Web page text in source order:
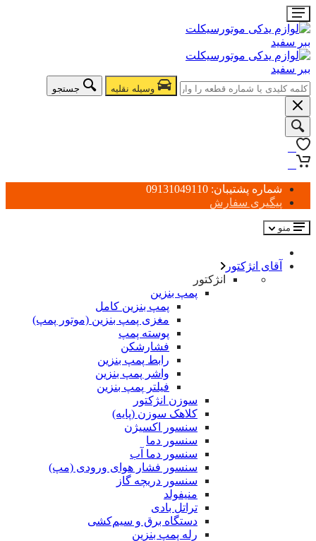
وسیله نقلیه جستجو
شماره پشتیبان: 09131049110
پیگیری سفارش
منو
آقای انژکتور
انژکتور
پمپ بنزین
پمپ بنزین کامل
مغزی پمپ بنزین (موتور پمپ)
پوسته پمپ
فشارشکن
رابط پمپ بنزین
واشر پمپ بنزین
فیلتر پمپ بنزین
سوزن انژکتور
کلاهک سوزن (پایه)
سنسور اکسیژن
سنسور دما
سنسور دما آب
سنسور فشار هوای ورودی (مپ)
سنسور دریچه گاز
منیفولد
تراتل بادی
دستگاه برق و سیم‌کشی
رله پمپ بنزین